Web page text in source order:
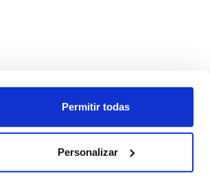
Permitir todas
Personalizar